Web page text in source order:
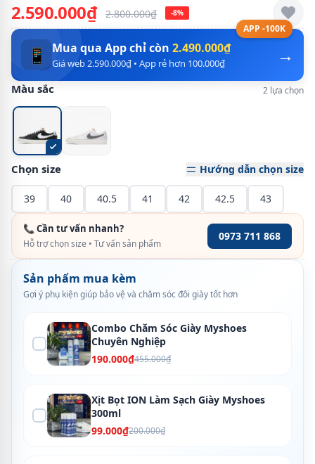
2.590.000₫ 2.800.000₫ -8%
APP -100K
→
📱 Mua qua App chỉ còn 2.490.000₫
Giá web 2.590.000₫ • App rẻ hơn 100.000₫
Màu sắc 2 lựa chọn
Chọn size Hướng dẫn chọn size
39 40 40.5 41 42 42.5 43
📞 Cần tư vấn nhanh?
Hỗ trợ chọn size • Tư vấn sản phẩm
0973 711 868
Sản phẩm mua kèm
Gợi ý phụ kiện giúp bảo vệ và chăm sóc đôi giày tốt hơn
Combo Chăm Sóc Giày Myshoes
Chuyên Nghiệp
190.000₫455.000₫
Xịt Bọt ION Làm Sạch Giày Myshoes
300ml
99.000₫200.000₫